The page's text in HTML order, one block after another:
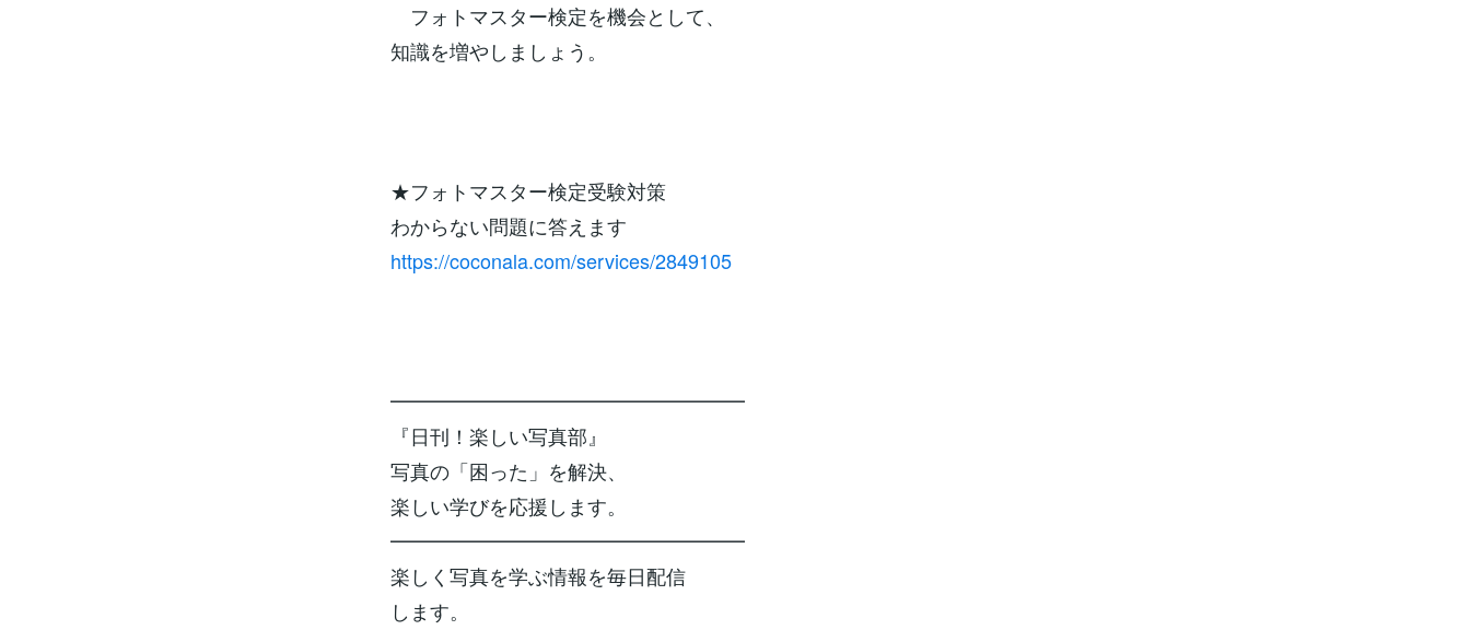
フォトマスター検定を機会として、
知識を増やしましょう。
★フォトマスター検定受験対策
わからない問題に答えます
https://coconala.com/services/2849105
━━━━━━━━━━━━━━━━━━
『日刊！楽しい写真部』
写真の「困った」を解決、
楽しい学びを応援します。
━━━━━━━━━━━━━━━━━━
楽しく写真を学ぶ情報を毎日配信
します。